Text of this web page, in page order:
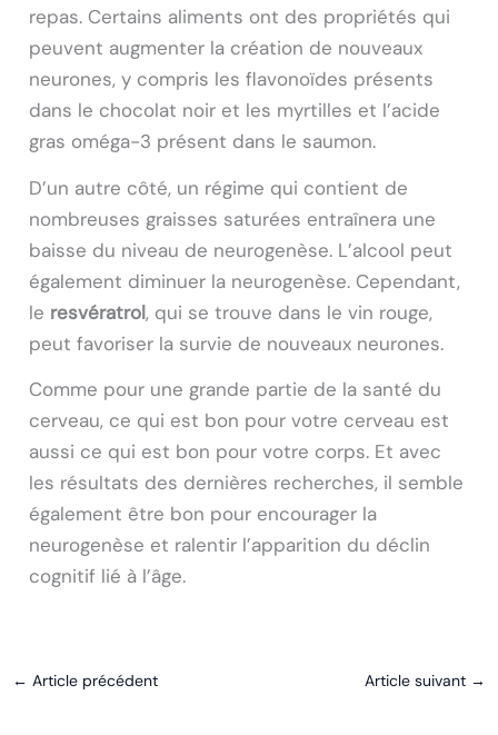
repas. Certains aliments ont des propriétés qui
peuvent augmenter la création de nouveaux
neurones, y compris les flavonoïdes présents
dans le chocolat noir et les myrtilles et l’acide
gras oméga-3 présent dans le saumon.
D’un autre côté, un régime qui contient de
nombreuses graisses saturées entraînera une
baisse du niveau de neurogenèse. L’alcool peut
également diminuer la neurogenèse. Cependant,
le resvératrol, qui se trouve dans le vin rouge,
peut favoriser la survie de nouveaux neurones.
Comme pour une grande partie de la santé du
cerveau, ce qui est bon pour votre cerveau est
aussi ce qui est bon pour votre corps. Et avec
les résultats des dernières recherches, il semble
également être bon pour encourager la
neurogenèse et ralentir l’apparition du déclin
cognitif lié à l’âge.
← Article précédent Article suivant →